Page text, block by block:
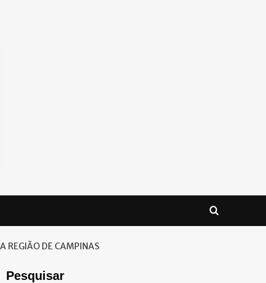
REGIÃO DE CAMPINAS
Pesquisar